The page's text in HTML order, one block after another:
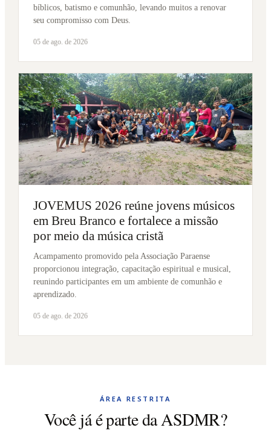
bíblicos, batismo e comunhão, levando muitos a renovar
seu compromisso com Deus.
05 de ago. de 2026
JOVEMUS 2026 reúne jovens músicos
em Breu Branco e fortalece a missão
por meio da música cristã
Acampamento promovido pela Associação Paraense
proporcionou integração, capacitação espiritual e musical,
reunindo participantes em um ambiente de comunhão e
aprendizado.
05 de ago. de 2026
ÁREA RESTRITA
Você já é parte da ASDMR?